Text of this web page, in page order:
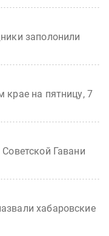
заполонили
крае на пятницу, 7
Гавани
хабаровские